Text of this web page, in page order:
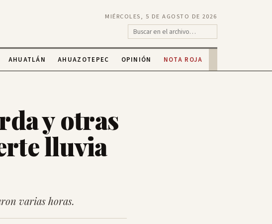
MIÉRCOLES, 5 DE AGOSTO DE 2026
AHUATLÁN AHUAZOTEPEC OPINIÓN NOTA ROJA
y otras
lluvia
varias horas.